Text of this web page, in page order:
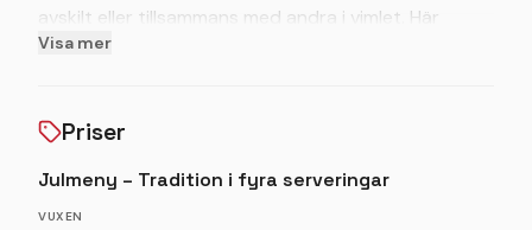
avskilt eller tillsammans med andra i vimlet. Här
serverar vi julbord till större sällskap och en julmeny
Visa mer
Priser
Julmeny – Tradition i fyra serveringar
VUXEN